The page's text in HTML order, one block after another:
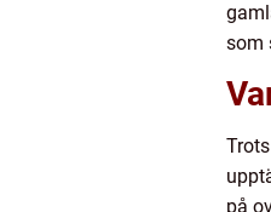
som
på